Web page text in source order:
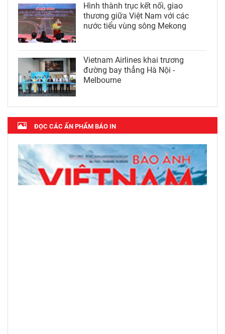
Hình thành trục kết nối, giao
thương giữa Việt Nam với các
nước tiểu vùng sông Mekong
Vietnam Airlines khai trương
đường bay thẳng Hà Nội -
Melbourne
ĐỌC CÁC ẤN PHẨM BÁO IN